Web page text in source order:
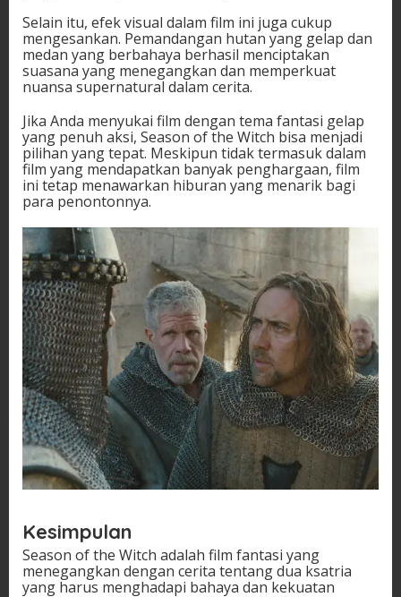
Selain itu, efek visual dalam film ini juga cukup
mengesankan. Pemandangan hutan yang gelap dan
medan yang berbahaya berhasil menciptakan
suasana yang menegangkan dan memperkuat
nuansa supernatural dalam cerita.
Jika Anda menyukai film dengan tema fantasi gelap
yang penuh aksi, Season of the Witch bisa menjadi
pilihan yang tepat. Meskipun tidak termasuk dalam
film yang mendapatkan banyak penghargaan, film
ini tetap menawarkan hiburan yang menarik bagi
para penontonnya.
Kesimpulan
Season of the Witch adalah film fantasi yang
menegangkan dengan cerita tentang dua ksatria
yang harus menghadapi bahaya dan kekuatan